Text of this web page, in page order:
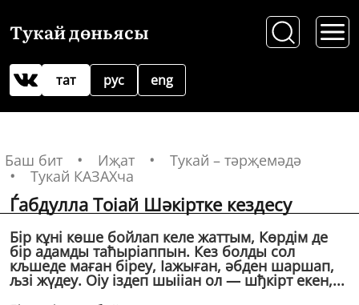
Тукай дөньясы
рус
тат eng
Баш бит Иҗат
Тукай – тәрҗемәдә
Тукай КАЗАХча
Ѓабдулла Тоіай Шәкiртке кездесу
Бiр кұнi көше бойлап келе жаттым, Көрдiм де
бiр адамды таћыріаппын. Кез болды сол
кљшеде маған бiреу, Іажыған, әбден шаршап,
љзi жүдеу. Оіу iздеп шыііан ол — шђкiрт екен,...